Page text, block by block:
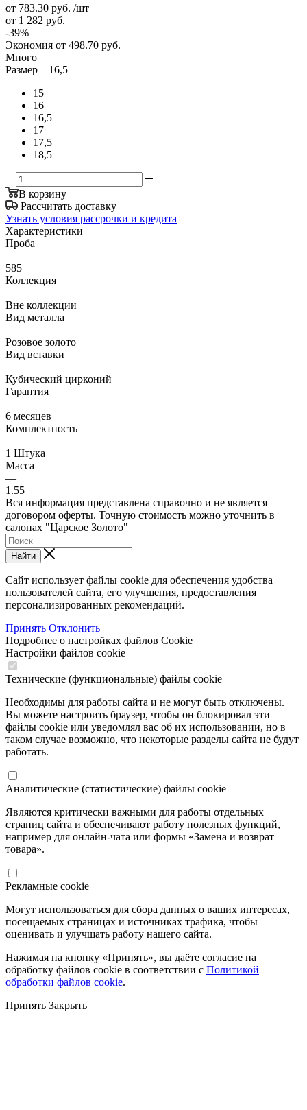
от 783.30 руб. /шт
от 1 282 руб.
-39%
Экономия от 498.70 руб.
Много
Размер—16,5
15
16
16,5
17
17,5
18,5
В корзину
Рассчитать доставку
Узнать условия рассрочки и кредита
Характеристики
Проба
—
585
Коллекция
—
Вне коллекции
Вид металла
—
Розовое золото
Вид вставки
—
Кубический цирконий
Гарантия
—
6 месяцев
Комплектность
—
1 Штука
Масса
—
1.55
Вся информация представлена справочно и не является
договором оферты. Точную стоимость можно уточнить в
салонах "Царское Золото"
Найти
Сайт использует файлы cookie для обеспечения удобства
пользователей сайта, его улучшения, предоставления
персонализированных рекомендаций.
Принять Отклонить
Подробнее о настройках файлов Cookie
Настройки файлов cookie
Технические (функциональные) файлы cookie
Необходимы для работы сайта и не могут быть отключены.
Вы можете настроить браузер, чтобы он блокировал эти
файлы cookie или уведомлял вас об их использовании, но в
таком случае возможно, что некоторые разделы сайта не будут
работать.
Аналитические (статистические) файлы cookie
Являются критически важными для работы отдельных
страниц сайта и обеспечивают работу полезных функций,
например для онлайн-чата или формы «Замена и возврат
товара».
Рекламные cookie
Могут использоваться для сбора данных о ваших интересах,
посещаемых страницах и источниках трафика, чтобы
оценивать и улучшать работу нашего сайта.
Нажимая на кнопку «Принять», вы даёте согласие на
обработку файлов cookie в соответствии с Политикой
обработки файлов cookie.
Принять Закрыть